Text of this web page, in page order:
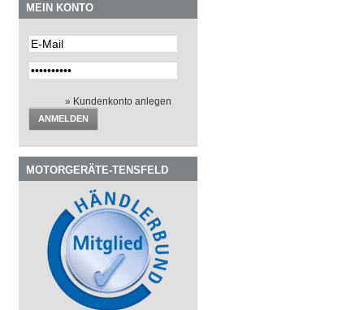
MEIN KONTO
» Kundenkonto anlegen
ANMELDEN
MOTORGERÄTE-TENSFELD